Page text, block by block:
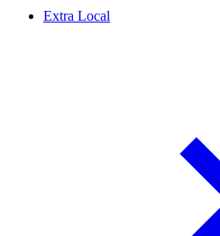
Extra Local